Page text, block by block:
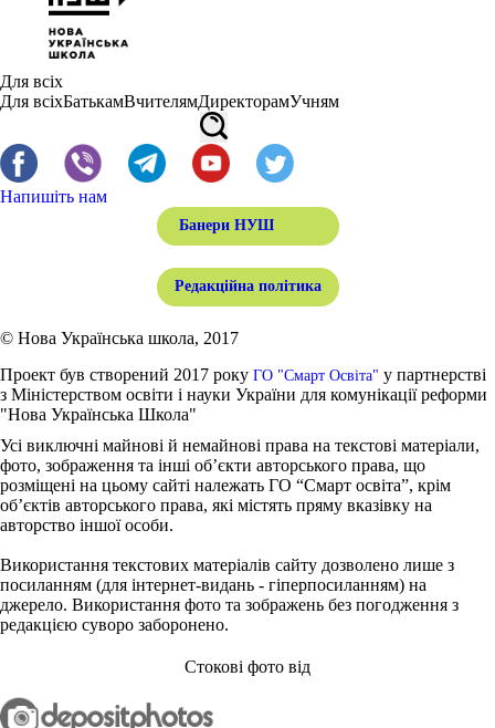
Для всіх
Для всіхБатькамВчителямДиректорамУчням
Напишіть нам
Банери НУШ
Редакційна політика
© Нова Українська школа, 2017
Проект був створений 2017 року ГО "Смарт Освіта" у партнерстві
з Міністерством освіти і науки України для комунікації реформи
"Нова Українська Школа"
Усі виключні майнові й немайнові права на текстові матеріали,
фото, зображення та інші об’єкти авторського права, що
розміщені на цьому сайті належать ГО “Смарт освіта”, крім
об’єктів авторського права, які містять пряму вказівку на
авторство іншої особи.
Використання текстових матеріалів сайту дозволено лише з
посиланням (для інтернет-видань - гіперпосиланням) на
джерело. Використання фото та зображень без погодження з
редакцією суворо заборонено.
Стокові фото від